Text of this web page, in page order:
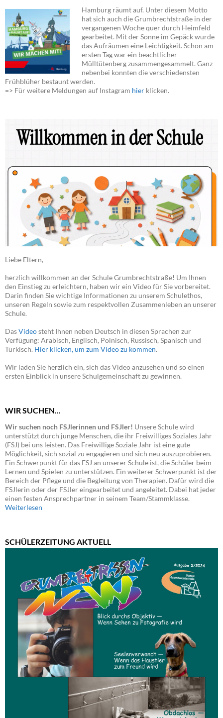
Hamburg räumt auf. Unter diesem Motto
hat sich auch die Grumbrechtstraße in der
vergangenen Woche quer durch Heimfeld
gearbeitet. Mit der Sonne im Gepäck wurde
das Aufräumen eine Leichtigkeit. Schon am
ersten Tag war ein beachtlicher
Mülltütenberg zusammengesammelt. Ganz
nebenbei konnten die verschiedensten
Frühblüher bestaunt werden.
=> Für weitere Meldungen auf Instagram hier klicken.
Liebe Eltern,
herzlich willkommen an der Schule Grumbrechtstraße! Um Ihnen
den Einstieg zu erleichtern, haben wir ein Video für Sie vorbereitet.
Darin finden Sie wichtige Informationen zu unserem Schulethos,
unseren Regeln sowie zum respektvollen Zusammenleben an unserer
Schule.
DasVideosteht Ihnen neben Deutsch in diesen Sprachen zur
Verfügung: Arabisch, Englisch, Polnisch, Russisch, Spanisch und
Türkisch. Hier klicken, um zum Video zu kommen.
Wir laden Sie herzlich ein, sich das Video anzusehen und so einen
ersten Einblick in unsere Schulgemeinschaft zu gewinnen.
WIR SUCHEN...
Wir suchen noch FSJlerinnen und FSJler! Unsere Schule wird
unterstützt durch junge Menschen, die ihr Freiwilliges Soziales Jahr
(FSJ) bei uns leisten. Das Freiwillige Soziale Jahr ist eine gute
Möglichkeit, sich sozial zu engagieren und sich neu auszuprobieren.
Ein Schwerpunkt für das FSJ an unserer Schule ist, die Schüler beim
Lernen und Spielen zu unterstützen. Ein weiterer Schwerpunkt ist der
Bereich der Pflege und die Begleitung von Therapien. Dafür wird die
FSJlerin oder der FSJler eingearbeitet und angeleitet. Dabei hat jeder
einen festen Ansprechpartner in seinem Team/Stammklasse.
Weiterlesen
SCHÜLERZEITUNG AKTUELL